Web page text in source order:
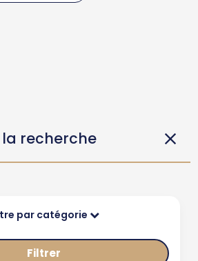
recherche
par catégorie
Filtrer